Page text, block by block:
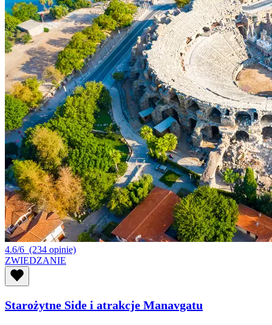
4.6/6 (234 opinie)
ZWIEDZANIE
Starożytne Side i atrakcje Manavgatu